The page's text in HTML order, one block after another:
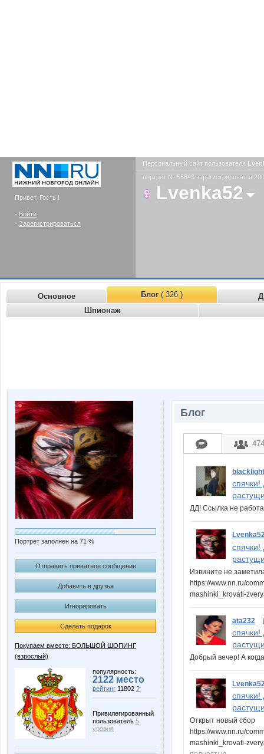
Привет, Гость !
- Войти
- Зарегистрироваться
Персональный сайт пользователя
портрет № 55843 зарегистрирован в
Lvenka52
Основное Блог( 326 )
Шпионаж
Портрет заполнен на 71 %
Отправить приватное сообщение
Добавить в друзья
Игнорировать
Сделать подарок
Покупаем вместе: БОЛЬШОЙ ШОПИНГ
(взрослый)
популярность:
2122 место
рейтинг 11802 ?
Привилегированный
пользователь 5
уровня
Блог
474
спячки!
ДД! Ссылка не
спячки!
Извините не
https://www.nn.ru/
mashinki_krovati-
ata232
спячки!
Добрый вечер! А
спячки!
Открыт новый сбор
https://www.nn.ru/
mashinki_krovati-